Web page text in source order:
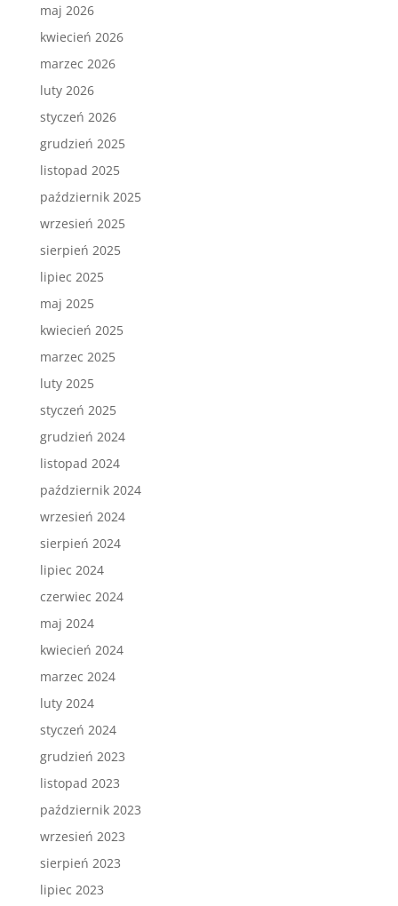
maj 2026
kwiecień 2026
marzec 2026
luty 2026
styczeń 2026
grudzień 2025
listopad 2025
październik 2025
wrzesień 2025
sierpień 2025
lipiec 2025
maj 2025
kwiecień 2025
marzec 2025
luty 2025
styczeń 2025
grudzień 2024
listopad 2024
październik 2024
wrzesień 2024
sierpień 2024
lipiec 2024
czerwiec 2024
maj 2024
kwiecień 2024
marzec 2024
luty 2024
styczeń 2024
grudzień 2023
listopad 2023
październik 2023
wrzesień 2023
sierpień 2023
lipiec 2023